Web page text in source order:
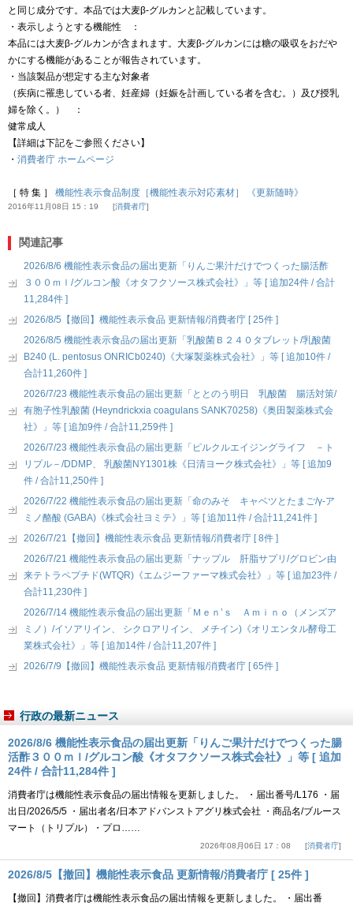
と同じ成分です。本品では大麦β-グルカンと記載しています。
・表示しようとする機能性 ：
本品には大麦β-グルカンが含まれます。大麦β-グルカンには糖の吸収をおだや
かにする機能があることが報告されています。
・当該製品が想定する主な対象者
（疾病に罹患している者、妊産婦（妊娠を計画している者を含む。）及び授乳
婦を除く。） ：
健常成人
【詳細は下記をご参照ください】
・ 消費者庁 ホームページ
［ 特 集 ］ 機能性表示食品制度［機能性表示対応素材］ 《更新随時》
2016年11月08日 15：19 消費者庁
関連記事
2026/8/6 機能性表示食品の届出更新「りんご果汁だけでつくった腸活酢
３００ｍｌ/グルコン酸《オタフクソース株式会社》」等 [ 追加24件 / 合計
11,284件 ]
2026/8/5【撤回】機能性表示食品 更新情報/消費者庁 [ 25件 ]
2026/8/5 機能性表示食品の届出更新「乳酸菌Ｂ２４０タブレット/乳酸菌
B240 (L. pentosus ONRICb0240)《大塚製薬株式会社》」等 [ 追加10件 /
合計11,260件 ]
2026/7/23 機能性表示食品の届出更新「ととのう明日 乳酸菌 腸活対策/
有胞子性乳酸菌 (Heyndrickxia coagulans SANK70258)《奥田製薬株式会
社》」等 [ 追加9件 / 合計11,259件 ]
2026/7/23 機能性表示食品の届出更新「ピルクルエイジングライフ －ト
リプル－/DDMP、 乳酸菌NY1301株《日清ヨーク株式会社》」等 [ 追加9
件 / 合計11,250件 ]
2026/7/22 機能性表示食品の届出更新「命のみそ キャベツとたまご/γ-ア
ミノ酪酸 (GABA)《株式会社ヨミテ》」等 [ 追加11件 / 合計11,241件 ]
2026/7/21【撤回】機能性表示食品 更新情報/消費者庁 [ 8件 ]
2026/7/21 機能性表示食品の届出更新「ナップル 肝脂サプリ/グロビン由
来テトラペプチド(WTQR)《エムジーファーマ株式会社》」等 [ 追加23件 /
合計11,230件 ]
2026/7/14 機能性表示食品の届出更新「Ｍｅｎ’ｓ Ａｍｉｎｏ（メンズア
ミノ）/イソアリイン、 シクロアリイン、 メチイン)《オリエンタル酵母工
業株式会社》」等 [ 追加14件 / 合計11,207件 ]
2026/7/9【撤回】機能性表示食品 更新情報/消費者庁 [ 65件 ]
行政の最新ニュース
2026/8/6 機能性表示食品の届出更新「りんご果汁だけでつくった腸
活酢３００ｍｌ/グルコン酸《オタフクソース株式会社》」等 [ 追加
24件 / 合計11,284件 ]
消費者庁は機能性表示食品の届出情報を更新しました。 ・届出番号/L176 ・届
出日/2026/5/5 ・届出者名/日本アドバンストアグリ株式会社 ・商品名/ブルース
マート（トリプル）・プロ……
2026年08月06日 17：08 消費者庁
2026/8/5【撤回】機能性表示食品 更新情報/消費者庁 [ 25件 ]
【撤回】消費者庁は機能性表示食品の届出情報を更新しました。 ・届出番